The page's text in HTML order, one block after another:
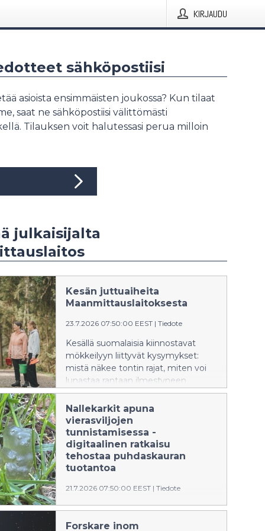
KIRJAUDU
sähköpostiisi
asioista ensimmäisten joukossa? Kun tilaat
saat ne sähköpostiisi välittömästi
Tilauksen voit halutessasi perua milloin
julkaisijalta
Kesän juttuaiheita
Maanmittauslaitoksesta
23.7.2026 07:50:00 EEST | Tiedote
Kesällä suomalaisia kiinnostavat
mökkeilyyn liittyvät kysymykset:
mistä näkee tontin rajat, miten voi
lunastaa rantaan ilmestyneen
vesijättömaan ja kenellä on oikeus
kulkea mökkitiellä. Ajankohtaisia
aiheita ovat myös sienestys ja
marjastus sekä läpi kesän jatkuvat
Maanmittauslaitoksen
ilmakuvauslennot. Kokosimme alle
kiinnostavimmat kesätärpit ja aiheet,
erityisen paljon.
Nallekarkit apuna
vierasviljojen
tunnistamisessa -
digitaalinen ratkaisu
tehostaa puhdaskauran
tuotantoa
21.7.2026 07:50:00 EEST | Tiedote
Maanmittauslaitoksen
Paikkatietokeskus FGI on mukana
Forskare inom